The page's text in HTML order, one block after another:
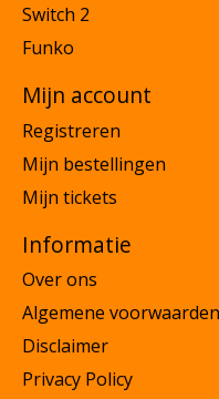
Switch 2
Funko
Mijn account
Registreren
Mijn bestellingen
Mijn tickets
Informatie
Over ons
Algemene voorwaarden
Disclaimer
Privacy Policy